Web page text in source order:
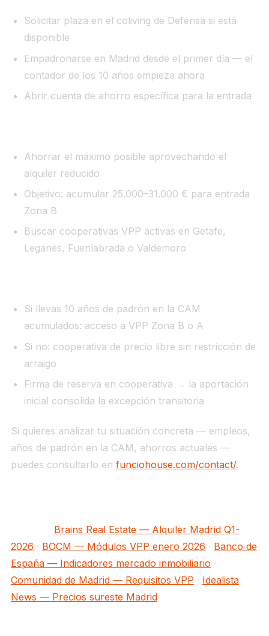
Solicitar plaza en el coliving de Defensa si está
disponible
Empadronarse en Madrid desde el primer día — el
contador de los 10 años empieza ahora
Abrir cuenta de ahorro específica para la entrada
Ahorrar el máximo posible aprovechando el
alquiler reducido
Objetivo: acumular 25.000–31.000 € para entrada
Zona B
Buscar cooperativas VPP activas en Getafe,
Leganés, Fuenlabrada o Valdemoro
Si llevas 10 años de padrón en la CAM
acumulados: acceso a VPP Zona B o A
Si no: cooperativa de precio libre sin restricción de
arraigo
Firma de reserva en cooperativa → la aportación
inicial consolida la excepción transitoria
Si quieres analizar tu situación concreta — empleos,
años de padrón en la CAM, ahorros actuales —
puedes consultarlo en funciohouse.com/contact/.
Brains Real Estate — Alquiler Madrid Q1-
2026 · BOCM — Módulos VPP enero 2026 · Banco de
España — Indicadores mercado inmobiliario ·
Comunidad de Madrid — Requisitos VPP · Idealista
News — Precios sureste Madrid